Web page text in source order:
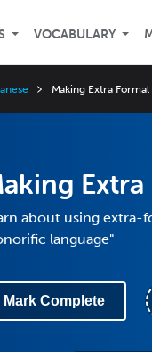
VOCABULARY
Making Extra
about using extra-
language"
Mark Complete